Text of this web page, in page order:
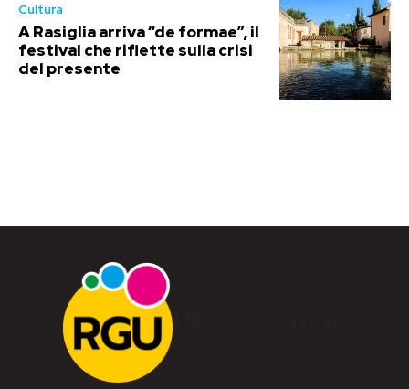
Cultura
A Rasiglia arriva “de formae”, il
festival che riflette sulla crisi
del presente
RGU Notizie